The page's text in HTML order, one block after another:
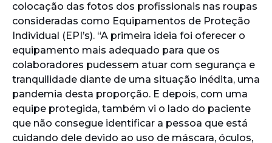
colocação das fotos dos profissionais nas roupas
consideradas como Equipamentos de Proteção
Individual (EPI’s). “A primeira ideia foi oferecer o
equipamento mais adequado para que os
colaboradores pudessem atuar com segurança e
tranquilidade diante de uma situação inédita, uma
pandemia desta proporção. E depois, com uma
equipe protegida, também vi o lado do paciente
que não consegue identificar a pessoa que está
cuidando dele devido ao uso de máscara, óculos,